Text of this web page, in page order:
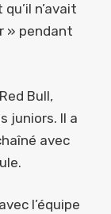
n’avait
» pendant
Bull,
juniors. Il a
avec
l’équipe